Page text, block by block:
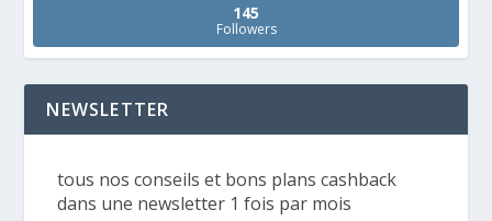
145
Followers
NEWSLETTER
tous nos conseils et bons plans cashback
dans une newsletter 1 fois par mois